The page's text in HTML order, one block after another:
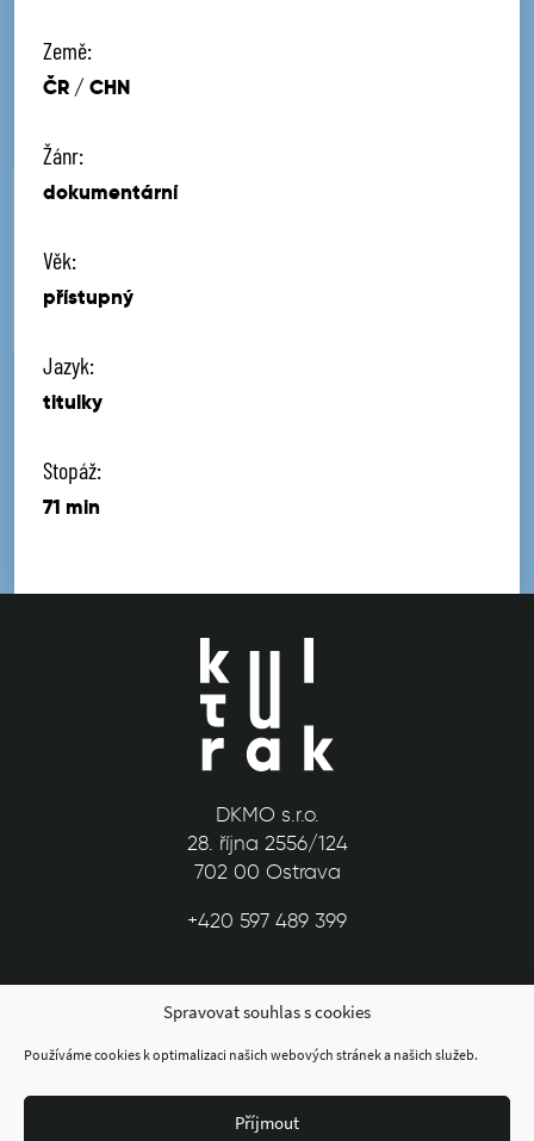
Spravovat souhlas s cookies
Používáme cookies k optimalizaci našich webových stránek a našich služeb.
Příjmout
Země:
ČR / CHN
Žánr:
dokumentární
Věk:
přístupný
Jazyk:
titulky
Stopáž:
71 min
DKMO s.r.o.
28. října 2556/124
702 00 Ostrava
+420 597 489 399